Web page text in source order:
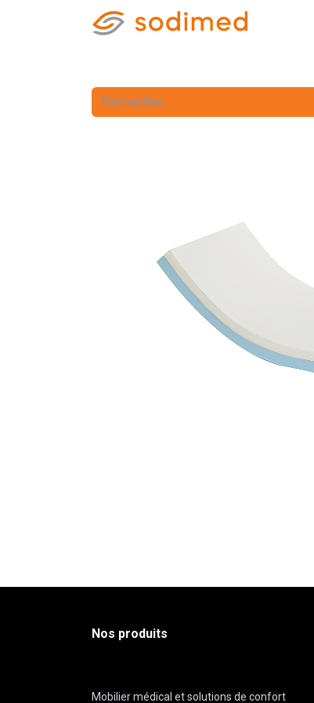
Nos produits
Mobilier médical et solutions de confort